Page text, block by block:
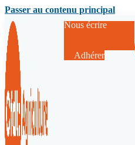
Passer au contenu principal
Nous écrire
Adhérer